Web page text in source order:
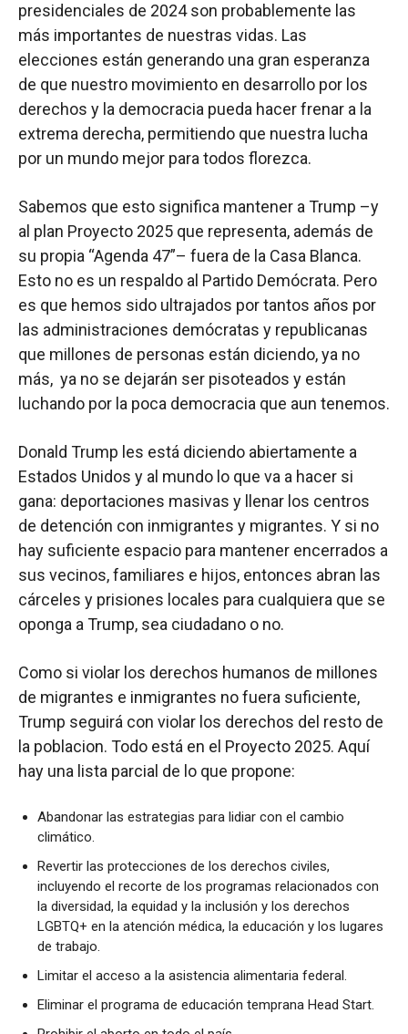
presidenciales de 2024 son probablemente las
más importantes de nuestras vidas. Las
elecciones están generando una gran esperanza
de que nuestro movimiento en desarrollo por los
derechos y la democracia pueda hacer frenar a la
extrema derecha, permitiendo que nuestra lucha
por un mundo mejor para todos florezca.
Sabemos que esto significa mantener a Trump –y
al plan Proyecto 2025 que representa, además de
su propia “Agenda 47”– fuera de la Casa Blanca.
Esto no es un respaldo al Partido Demócrata. Pero
es que hemos sido ultrajados por tantos años por
las administraciones demócratas y republicanas
que millones de personas están diciendo, ya no
más, ya no se dejarán ser pisoteados y están
luchando por la poca democracia que aun tenemos.
Donald Trump les está diciendo abiertamente a
Estados Unidos y al mundo lo que va a hacer si
gana: deportaciones masivas y llenar los centros
de detención con inmigrantes y migrantes. Y si no
hay suficiente espacio para mantener encerrados a
sus vecinos, familiares e hijos, entonces abran las
cárceles y prisiones locales para cualquiera que se
oponga a Trump, sea ciudadano o no.
Como si violar los derechos humanos de millones
de migrantes e inmigrantes no fuera suficiente,
Trump seguirá con violar los derechos del resto de
la poblacion. Todo está en el Proyecto 2025. Aquí
hay una lista parcial de lo que propone:
Abandonar las estrategias para lidiar con el cambio
climático.
Revertir las protecciones de los derechos civiles,
incluyendo el recorte de los programas relacionados con
la diversidad, la equidad y la inclusión y los derechos
LGBTQ+ en la atención médica, la educación y los lugares
de trabajo.
Limitar el acceso a la asistencia alimentaria federal.
Eliminar el programa de educación temprana Head Start.